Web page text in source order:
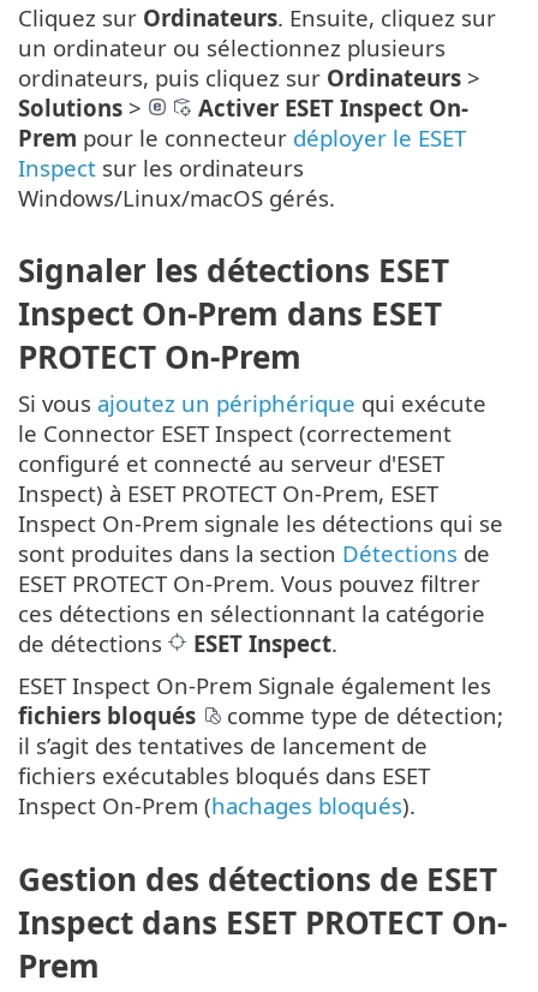
Cliquez sur Ordinateurs. Ensuite, cliquez sur
un ordinateur ou sélectionnez plusieurs
ordinateurs, puis cliquez sur Ordinateurs >
Solutions >
Activer ESET Inspect On-
Prem pour le connecteur déployer le ESET
Inspect sur les ordinateurs
Windows/Linux/macOS gérés.
Signaler les détections ESET
Inspect On-Prem dans ESET
PROTECT On-Prem
Si vous ajoutez un périphérique qui exécute
le Connector ESET Inspect (correctement
configuré et connecté au serveur d'ESET
Inspect) à ESET PROTECT On-Prem, ESET
Inspect On-Prem signale les détections qui se
sont produites dans la section Détections de
ESET PROTECT On-Prem. Vous pouvez filtrer
ces détections en sélectionnant la catégorie
de détections
ESET Inspect.
ESET Inspect On-Prem Signale également les
fichiers bloqués
comme type de détection;
il s’agit des tentatives de lancement de
fichiers exécutables bloqués dans ESET
Inspect On-Prem (hachages bloqués).
Gestion des détections de ESET
Inspect dans ESET PROTECT On-
Prem